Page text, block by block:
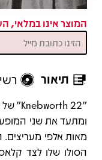
המוצר אינו במלאי,
תיאור
ומתעד את שני
מאות אלפי מעריצים.